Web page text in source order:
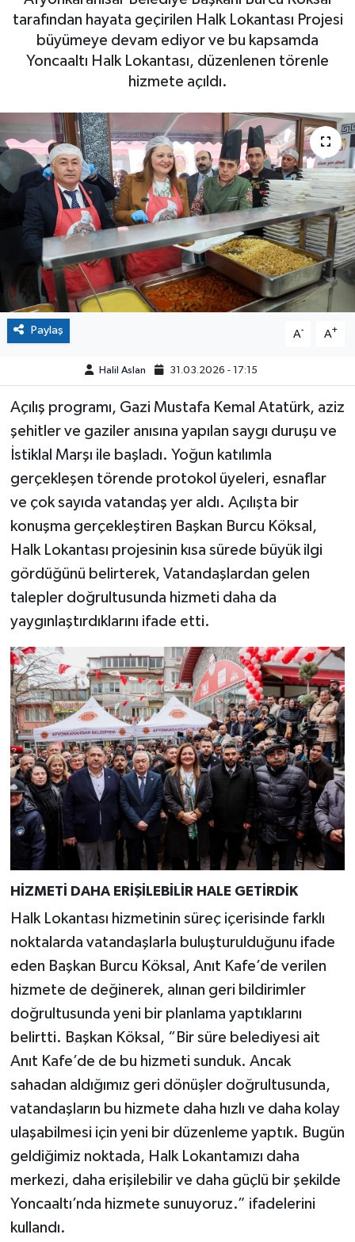
tarafından hayata geçirilen Halk Lokantası Projesi
büyümeye devam ediyor ve bu kapsamda
Yoncaaltı Halk Lokantası, düzenlenen törenle
hizmete açıldı.
Paylaş A- A+
Halil Aslan 31.03.2026 - 17:15
Açılış programı, Gazi Mustafa Kemal Atatürk, aziz
şehitler ve gaziler anısına yapılan saygı duruşu ve
İstiklal Marşı ile başladı. Yoğun katılımla
gerçekleşen törende protokol üyeleri, esnaflar
ve çok sayıda vatandaş yer aldı. Açılışta bir
konuşma gerçekleştiren Başkan Burcu Köksal,
Halk Lokantası projesinin kısa sürede büyük ilgi
gördüğünü belirterek, Vatandaşlardan gelen
talepler doğrultusunda hizmeti daha da
yaygınlaştırdıklarını ifade etti.
HİZMETİ DAHA ERİŞİLEBİLİR HALE GETİRDİK
Halk Lokantası hizmetinin süreç içerisinde farklı
noktalarda vatandaşlarla buluşturulduğunu ifade
eden Başkan Burcu Köksal, Anıt Kafe’de verilen
hizmete de değinerek, alınan geri bildirimler
doğrultusunda yeni bir planlama yaptıklarını
belirtti. Başkan Köksal, “Bir süre belediyesi ait
Anıt Kafe’de de bu hizmeti sunduk. Ancak
sahadan aldığımız geri dönüşler doğrultusunda,
vatandaşların bu hizmete daha hızlı ve daha kolay
ulaşabilmesi için yeni bir düzenleme yaptık. Bugün
geldiğimiz noktada, Halk Lokantamızı daha
merkezi, daha erişilebilir ve daha güçlü bir şekilde
Yoncaaltı’nda hizmete sunuyoruz.” ifadelerini
kullandı.